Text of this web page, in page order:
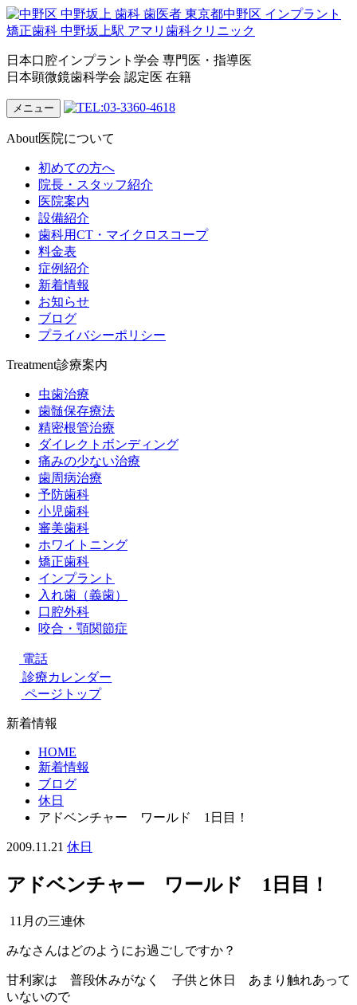
日本口腔インプラント学会 専門医・指導医
日本顕微鏡歯科学会 認定医 在籍
メニュー
About医院について
初めての方へ
院長・スタッフ紹介
医院案内
設備紹介
歯科用CT・マイクロスコープ
料金表
症例紹介
新着情報
お知らせ
ブログ
プライバシーポリシー
Treatment診療案内
虫歯治療
歯髄保存療法
精密根管治療
ダイレクトボンディング
痛みの少ない治療
歯周病治療
予防歯科
小児歯科
審美歯科
ホワイトニング
矯正歯科
インプラント
入れ歯（義歯）
口腔外科
咬合・顎関節症
電話
診療カレンダー
ページトップ
新着情報
HOME
新着情報
ブログ
休日
アドベンチャー ワールド 1日目！
2009.11.21 休日
アドベンチャー ワールド 1日目！
11月の三連休
みなさんはどのようにお過ごしですか？
甘利家は 普段休みがなく 子供と休日 あまり触れあって
いないので